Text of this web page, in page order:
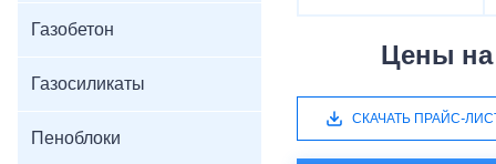
Газобетон
Газосиликаты
Пеноблоки
Цены
СКАЧАТЬ ПРАЙС-